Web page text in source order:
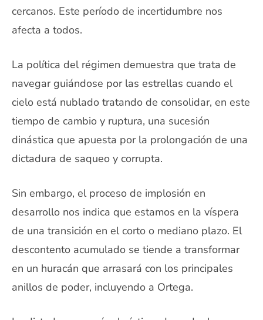
cercanos. Este período de incertidumbre nos
afecta a todos.
La política del régimen demuestra que trata de
navegar guiándose por las estrellas cuando el
cielo está nublado tratando de consolidar, en este
tiempo de cambio y ruptura, una sucesión
dinástica que apuesta por la prolongación de una
dictadura de saqueo y corrupta.
Sin embargo, el proceso de implosión en
desarrollo nos indica que estamos en la víspera
de una transición en el corto o mediano plazo. El
descontento acumulado se tiende a transformar
en un huracán que arrasará con los principales
anillos de poder, incluyendo a Ortega.